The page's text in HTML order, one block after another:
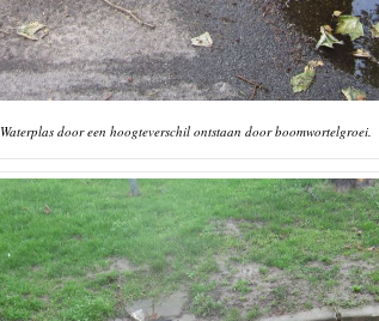
Waterplas door een hoogteverschil ontstaan door boomwortelgroei.